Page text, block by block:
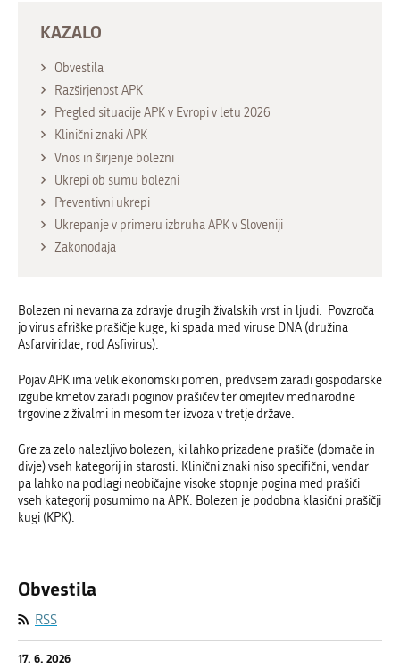
KAZALO
Obvestila
Razširjenost APK
Pregled situacije APK v Evropi v letu 2026
Klinični znaki APK
Vnos in širjenje bolezni
Ukrepi ob sumu bolezni
Preventivni ukrepi
Ukrepanje v primeru izbruha APK v Sloveniji
Zakonodaja
Bolezen ni nevarna za zdravje drugih živalskih vrst in ljudi. Povzroča
jo virus afriške prašičje kuge, ki spada med viruse DNA (družina
Asfarviridae, rod Asfivirus).
Pojav APK ima velik ekonomski pomen, predvsem zaradi gospodarske
izgube kmetov zaradi poginov prašičev ter omejitev mednarodne
trgovine z živalmi in mesom ter izvoza v tretje države.
Gre za zelo nalezljivo bolezen, ki lahko prizadene prašiče (domače in
divje) vseh kategorij in starosti. Klinični znaki niso specifični, vendar
pa lahko na podlagi neobičajne visoke stopnje pogina med prašiči
vseh kategorij posumimo na APK. Bolezen je podobna klasični prašičji
kugi (KPK).
Obvestila
RSS
17. 6. 2026